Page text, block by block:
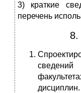
3) краткие
перечень
8.
дисциплин.